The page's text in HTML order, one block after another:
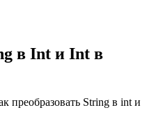
в Int и Int в
преобразовать String в int и